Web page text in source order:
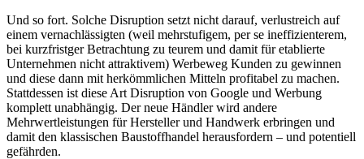
Und so fort. Solche Disruption setzt nicht darauf, verlustreich auf
einem vernachlässigten (weil mehrstufigem, per se ineffizienterem,
bei kurzfristger Betrachtung zu teurem und damit für etablierte
Unternehmen nicht attraktivem) Werbeweg Kunden zu gewinnen
und diese dann mit herkömmlichen Mitteln profitabel zu machen.
Stattdessen ist diese Art Disruption von Google und Werbung
komplett unabhängig. Der neue Händler wird andere
Mehrwertleistungen für Hersteller und Handwerk erbringen und
damit den klassischen Baustoffhandel herausfordern – und potentiell
gefährden.